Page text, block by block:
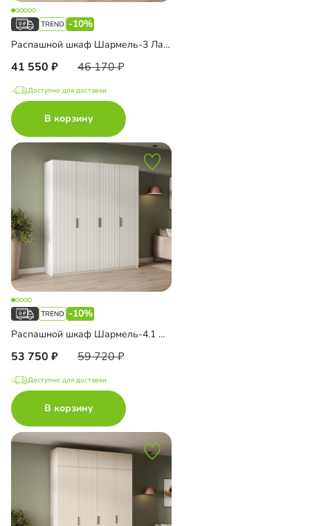
-10%
Распашной шкаф Шармель-3 Лайф с зеркалом
41 550 46 170
Доступно для доставки
В корзину
-10%
Распашной шкаф Шармель-4.1 Лайф
53 750 59 720
Доступно для доставки
В корзину